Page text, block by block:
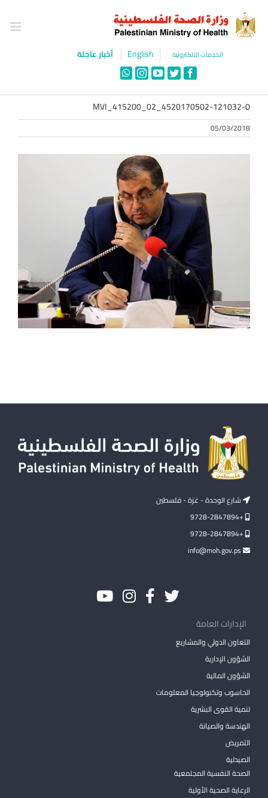
content
الخدمات الالكترونية English أخبار عاجلة
Facebook
Twitter
YouTube
Instagram
WhatsApp
MVI_415200_02_4520170502-121032-0
05/03/2018
شارع الوحدة - غزة - فلسطين
+9728-2847894
+9728-2847894
الإدارات العامة
التعاون الدولي والمشاريع
الشؤون الإدارية
الشؤون المالية
الحاسوب وتكنولوجيا المعلومات
تنمية القوى البشرية
الهندسة والصيانة
التمريض
الصيدلية
الصحة النفسية المجتمعية
الرعاية الصحية الأولية